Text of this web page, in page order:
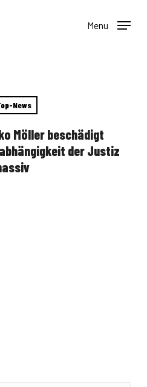
Menu
News
Möller beschädigt
der Justiz